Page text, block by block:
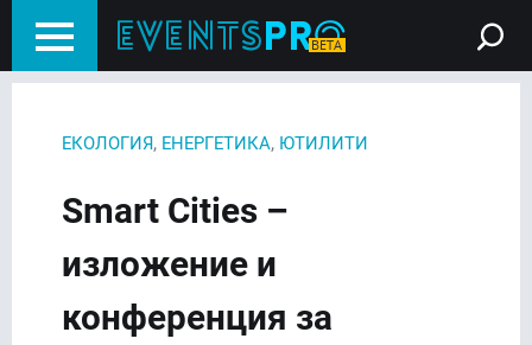
ЕКОЛОГИЯ, ЕНЕРГЕТИКА, ЮТИЛИТИ
Smart Cities –
изложение и
конференция за